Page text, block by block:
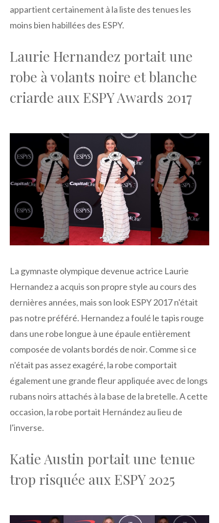
appartient certainement à la liste des tenues les
moins bien habillées des ESPY.
Laurie Hernandez portait une
robe à volants noire et blanche
criarde aux ESPY Awards 2017
La gymnaste olympique devenue actrice Laurie
Hernandez a acquis son propre style au cours des
dernières années, mais son look ESPY 2017 n'était
pas notre préféré. Hernandez a foulé le tapis rouge
dans une robe longue à une épaule entièrement
composée de volants bordés de noir. Comme si ce
n'était pas assez exagéré, la robe comportait
également une grande fleur appliquée avec de longs
rubans noirs attachés à la base de la bretelle. A cette
occasion, la robe portait Hernández au lieu de
l'inverse.
Katie Austin portait une tenue
trop risquée aux ESPY 2025